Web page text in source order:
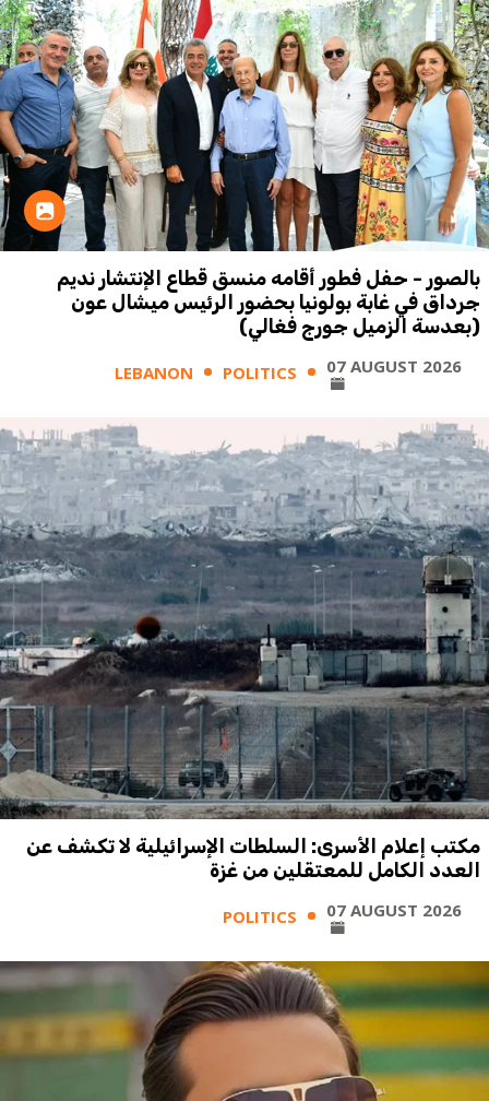
بالصور - حفل فطور أقامه منسق قطاع الإنتشار نديم
جرداق في غابة بولونيا بحضور الرئيس ميشال عون
(بعدسة الزميل جورج فغالي)
LEBANON POLITICS 07 AUGUST 2026
مكتب إعلام الأسرى: السلطات الإسرائيلية لا تكشف عن
العدد الكامل للمعتقلين من غزة
POLITICS 07 AUGUST 2026